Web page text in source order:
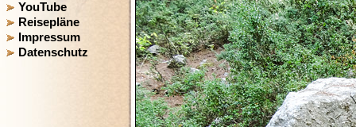
YouTube
Reisepläne
Impressum
Datenschutz